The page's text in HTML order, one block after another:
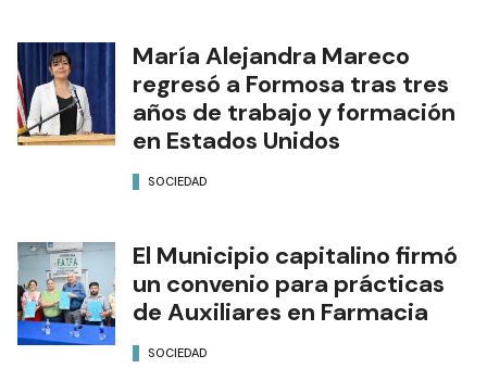
María Alejandra Mareco
regresó a Formosa tras tres
años de trabajo y formación
en Estados Unidos
SOCIEDAD
El Municipio capitalino firmó
un convenio para prácticas
de Auxiliares en Farmacia
SOCIEDAD